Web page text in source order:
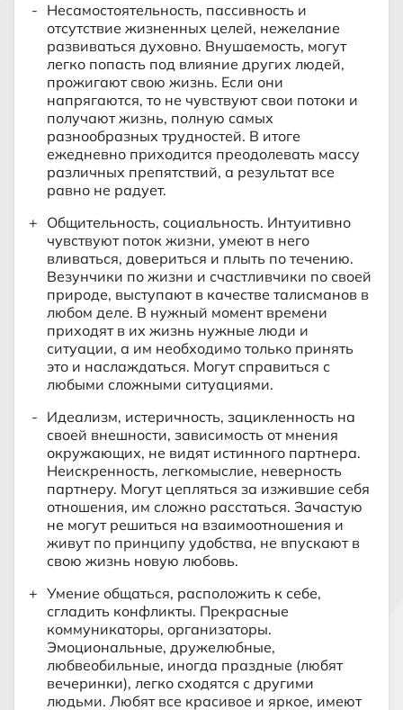
Несамостоятельность, пассивность и
отсутствие жизненных целей, нежелание
развиваться духовно. Внушаемость, могут
легко попасть под влияние других людей,
прожигают свою жизнь. Если они
напрягаются, то не чувствуют свои потоки и
получают жизнь, полную самых
разнообразных трудностей. В итоге
ежедневно приходится преодолевать массу
различных препятствий, а результат все
равно не радует.
Общительность, социальность. Интуитивно
чувствуют поток жизни, умеют в него
вливаться, довериться и плыть по течению.
Везунчики по жизни и счастливчики по своей
природе, выступают в качестве талисманов в
любом деле. В нужный момент времени
приходят в их жизнь нужные люди и
ситуации, а им необходимо только принять
это и наслаждаться. Могут справиться с
любыми сложными ситуациями.
Идеализм, истеричность, зацикленность на
своей внешности, зависимость от мнения
окружающих, не видят истинного партнера.
Неискренность, легкомыслие, неверность
партнеру. Могут цепляться за изжившие себя
отношения, им сложно расстаться. Зачастую
не могут решиться на взаимоотношения и
живут по принципу удобства, не впускают в
свою жизнь новую любовь.
Умение общаться, расположить к себе,
сгладить конфликты. Прекрасные
коммуникаторы, организаторы.
Эмоциональные, дружелюбные,
любвеобильные, иногда праздные (любят
вечеринки), легко сходятся с другими
людьми. Любят все красивое и яркое, имеют